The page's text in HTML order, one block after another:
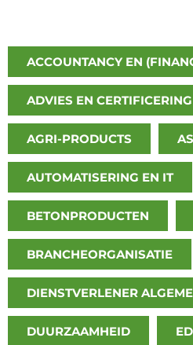
ACCOUNTANCY EN
ADVIES EN CERTIFICERING
AGRI-PRODUCTS
AUTOMATISERING EN IT
BETONPRODUCTEN
BRANCHEORGANISATIE
DIENSTVERLENER
DUURZAAMHEID